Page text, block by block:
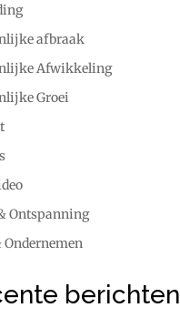
afbraak
Afwikkeling
Groei
Ontspanning
Ondernemen
berichten